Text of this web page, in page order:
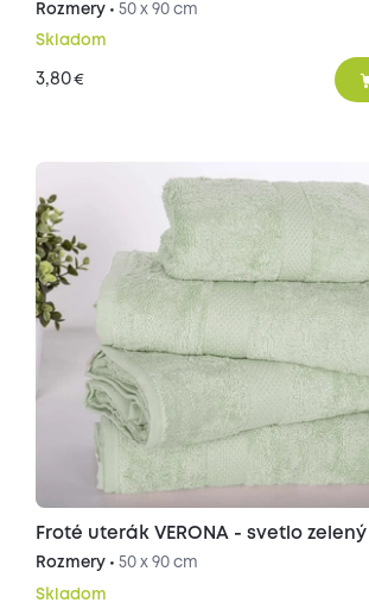
Rozmery • 50 x 90 cm
Skladom
3,80€
Froté uterák VERONA - svetlo
Rozmery • 50 x 90 cm
Skladom